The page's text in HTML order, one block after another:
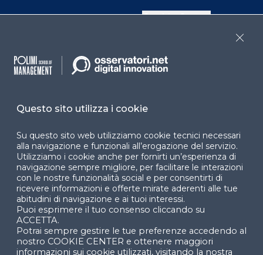
Cookie Center
Facebook LinkedIn
© 2024 Copyright © Politecnico di Milano Dipartimento
di Ingegneria Gestionale
Questo sito utilizza i cookie
Su questo sito web utilizziamo cookie tecnici necessari
alla navigazione e funzionali all’erogazione del servizio.
Utilizziamo i cookie anche per fornirti un’esperienza di
navigazione sempre migliore, per facilitare le interazioni
con le nostre funzionalità social e per consentirti di
ricevere informazioni e offerte mirate aderenti alle tue
abitudini di navigazione e ai tuoi interessi.
Puoi esprimere il tuo consenso cliccando su
ACCETTA.
Potrai sempre gestire le tue preferenze accedendo al
nostro COOKIE CENTER e ottenere maggiori
informazioni sui cookie utilizzati, visitando la nostra